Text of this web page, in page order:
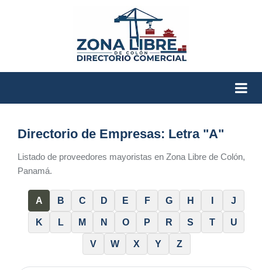
Directorio de Empresas: Letra "A"
Listado de proveedores mayoristas en Zona Libre de Colón,
Panamá.
A B C D E F G H J
K L M N O P R S T U
V W X Y Z